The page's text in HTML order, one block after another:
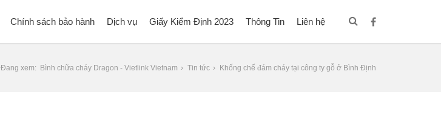
Chính sách bảo hành Dịch vụ Giấy Kiểm Định 2023 Thông Tin Liên hệ
Đang xem: Bình chữa cháy Dragon - Vietlink Vietnam Tin tức Khống chế đám cháy tại công ty gỗ ở Bình Định